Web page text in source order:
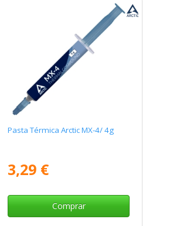
Pasta Térmica Arctic MX-4/ 4g
3,29 €
Comprar